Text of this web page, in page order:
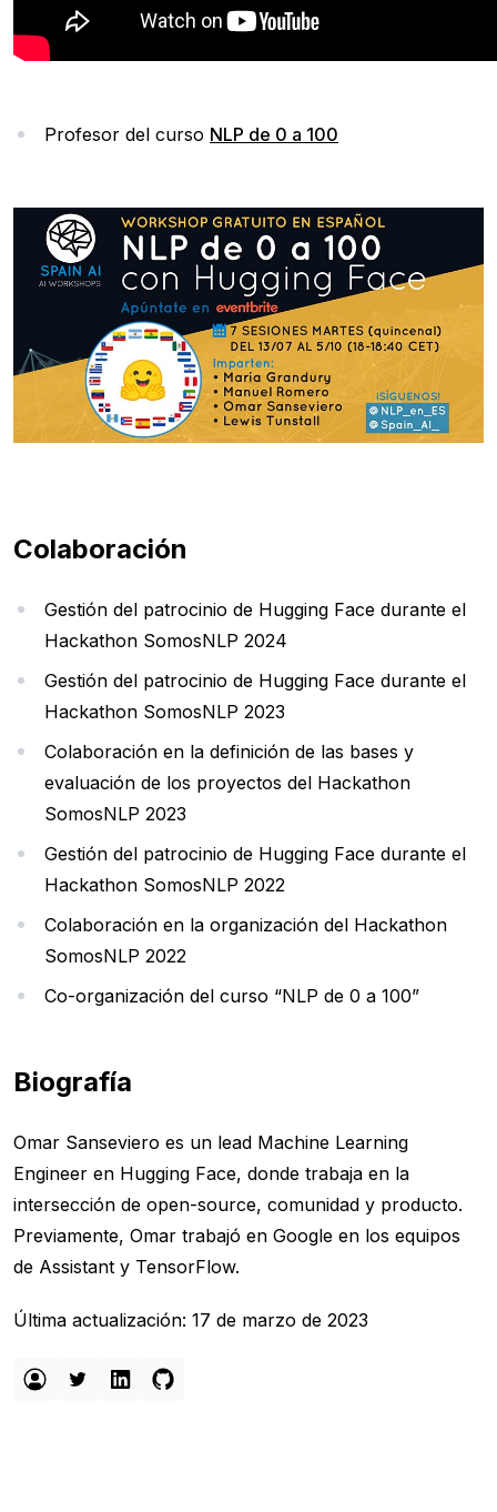
Profesor del curso NLP de 0 a 100
Colaboración
Gestión del patrocinio de Hugging Face durante el
Hackathon SomosNLP 2024
Gestión del patrocinio de Hugging Face durante el
Hackathon SomosNLP 2023
Colaboración en la definición de las bases y
evaluación de los proyectos del Hackathon
SomosNLP 2023
Gestión del patrocinio de Hugging Face durante el
Hackathon SomosNLP 2022
Colaboración en la organización del Hackathon
SomosNLP 2022
Co-organización del curso “NLP de 0 a 100”
Biografía
Omar Sanseviero es un lead Machine Learning
Engineer en Hugging Face, donde trabaja en la
intersección de open-source, comunidad y producto.
Previamente, Omar trabajó en Google en los equipos
de Assistant y TensorFlow.
Última actualización: 17 de marzo de 2023